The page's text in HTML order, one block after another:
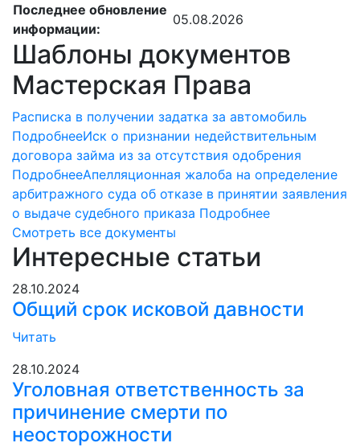
Последнее обновление
информации:
05.08.2026
Шаблоны документов
Мастерская Права
Расписка в получении задатка за автомобиль
ПодробнееИск о признании недействительным
договора займа из за отсутствия одобрения
ПодробнееАпелляционная жалоба на определение
арбитражного суда об отказе в принятии заявления
о выдаче судебного приказа Подробнее
Смотреть все документы
Интересные статьи
28.10.2024
Общий срок исковой давности
Читать
28.10.2024
Уголовная ответственность за
причинение смерти по
неосторожности